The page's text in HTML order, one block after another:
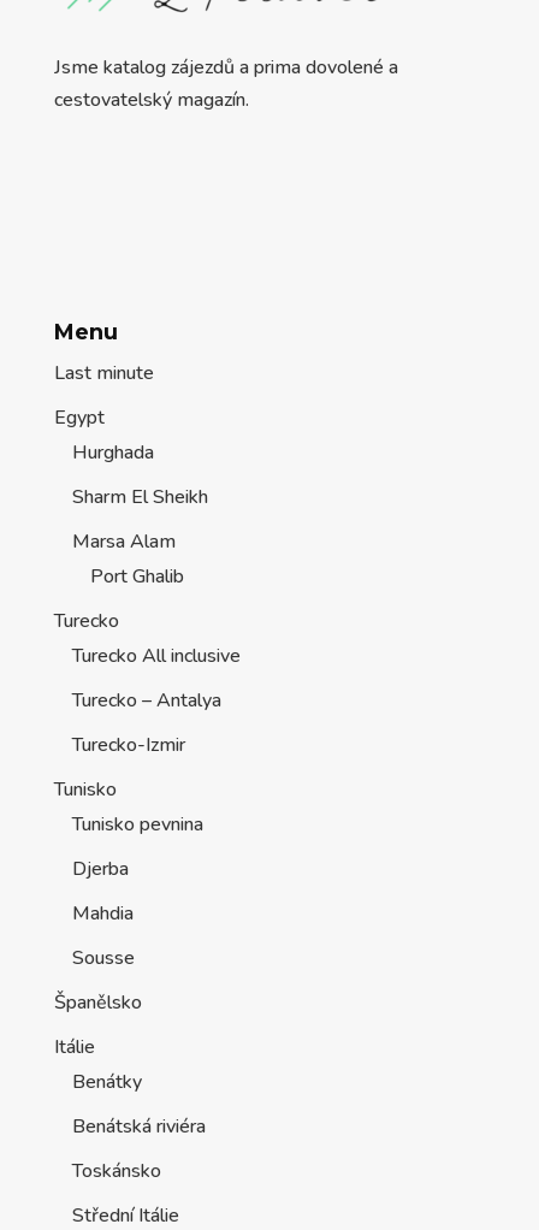
Jsme katalog zájezdů a prima dovolené a
cestovatelský magazín.
Menu
Last minute
Egypt
Hurghada
Sharm El Sheikh
Marsa Alam
Port Ghalib
Turecko
Turecko All inclusive
Turecko – Antalya
Turecko-Izmir
Tunisko
Tunisko pevnina
Djerba
Mahdia
Sousse
Španělsko
Itálie
Benátky
Benátská riviéra
Toskánsko
Střední Itálie